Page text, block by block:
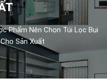
Phẩm Nên Chọn Túi Lọc Bụi
Sản Xuất